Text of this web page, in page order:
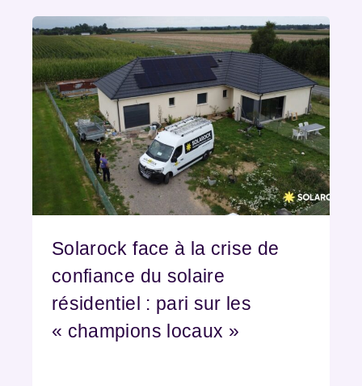
Solarock face à la crise de
confiance du solaire
résidentiel : pari sur les
« champions locaux »